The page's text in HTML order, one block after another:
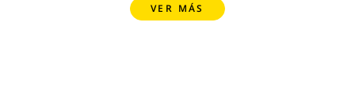
VER MÁS